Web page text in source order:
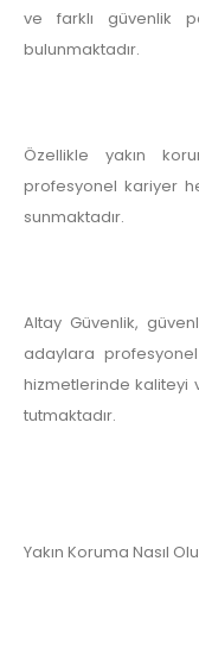
ve farklı güvenlik
bulunmaktadır.
Özellikle yakın
profesyonel kariyer
sunmaktadır.
Altay Güvenlik,
adaylara
hizmetlerinde kaliteyi
tutmaktadır.
Yakın Koruma Nasıl